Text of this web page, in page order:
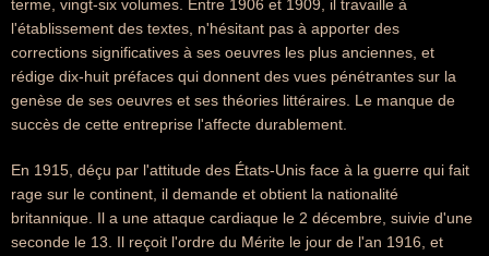
terme, vingt-six volumes. Entre 1906 et 1909, il travaille à
l'établissement des textes, n'hésitant pas à apporter des
corrections significatives à ses oeuvres les plus anciennes, et
rédige dix-huit préfaces qui donnent des vues pénétrantes sur la
genèse de ses oeuvres et ses théories littéraires. Le manque de
succès de cette entreprise l'affecte durablement.
En 1915, déçu par l'attitude des États-Unis face à la guerre qui fait
rage sur le continent, il demande et obtient la nationalité
britannique. Il a une attaque cardiaque le 2 décembre, suivie d'une
seconde le 13. Il reçoit l'ordre du Mérite le jour de l'an 1916, et